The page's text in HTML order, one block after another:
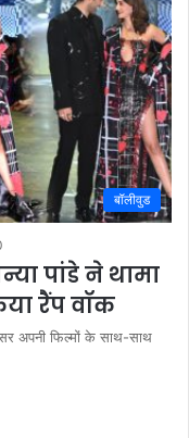
बॉलीवुड
पांडे ने थामा
रैंप वॉक
अपनी फिल्मों के साथ-साथ